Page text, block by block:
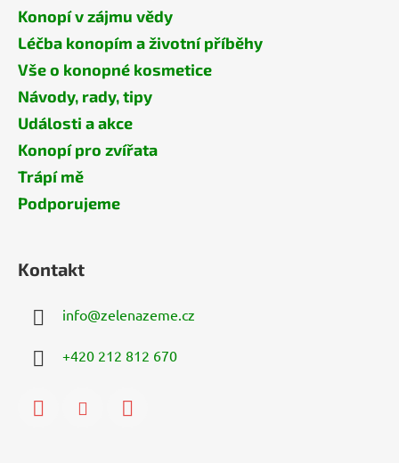
Konopí v zájmu vědy
Léčba konopím a životní příběhy
Vše o konopné kosmetice
Návody, rady, tipy
Události a akce
Konopí pro zvířata
Trápí mě
Podporujeme
Kontakt
info@zelenazeme.cz
+420 212 812 670